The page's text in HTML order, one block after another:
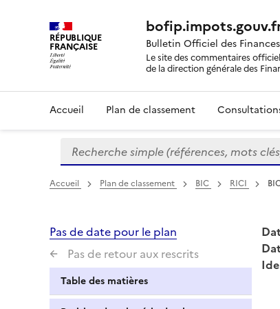
RÉPUBLIQUE
FRANÇAISE Bulletin Officiel des
Le site des commentaires
de la direction générale des
Accueil Plan de classement
Formulaire
de
recherche
Recherche simple (références, mots clés,
Accueil Plan de classement BIC RICI
Pas de date pour le plan
Pas de retour aux rescrits
Table des matières